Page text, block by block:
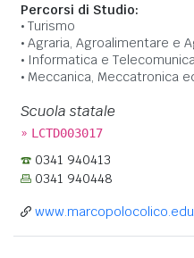
Percorsi di Studio:
Turismo
Agraria, Agroalimentare e
Informatica e
Meccanica, Meccatronica
Scuola statale
» LCTD003017
0341 940413
0341 940448